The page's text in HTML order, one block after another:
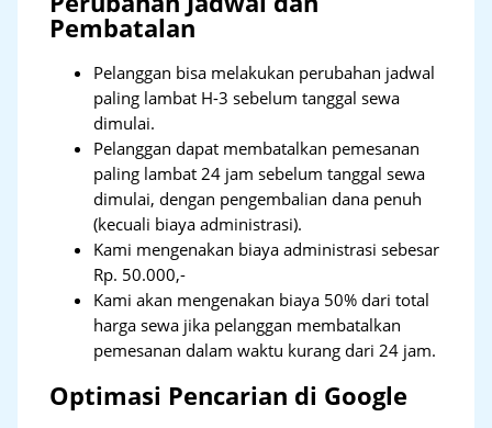
Pembatalan
Pelanggan bisa melakukan perubahan jadwal
paling lambat H-3 sebelum tanggal sewa
dimulai.
Pelanggan dapat membatalkan pemesanan
paling lambat 24 jam sebelum tanggal sewa
dimulai, dengan pengembalian dana penuh
(kecuali biaya administrasi).
Kami mengenakan biaya administrasi sebesar
Rp. 50.000,-
Kami akan mengenakan biaya 50% dari total
harga sewa jika pelanggan membatalkan
pemesanan dalam waktu kurang dari 24 jam.
Optimasi Pencarian di Google